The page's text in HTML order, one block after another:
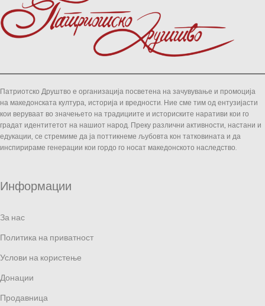
Патриотско Друштво е организација посветена на зачувување и промоција
на македонската култура, историја и вредности. Ние сме тим од ентузијасти
кои веруваат во значењето на традициите и историските наративи кои го
градат идентитетот на нашиот народ. Преку различни активности, настани и
едукации, се стремиме да ја поттикнеме љубовта кон татковината и да
инспирираме генерации кои гордо го носат македонското наследство.
Информации
За нас
Политика на приватност
Услови на користење
Донации
Продавница